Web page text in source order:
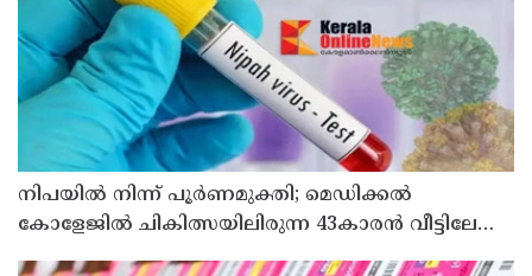
നിപയിൽ നിന്ന് പൂർണമുക്തി; മെഡിക്കൽ
കോളേജിൽ ചികിത്സയിലിരുന്ന 43കാരൻ വീട്ടിലേക്ക്